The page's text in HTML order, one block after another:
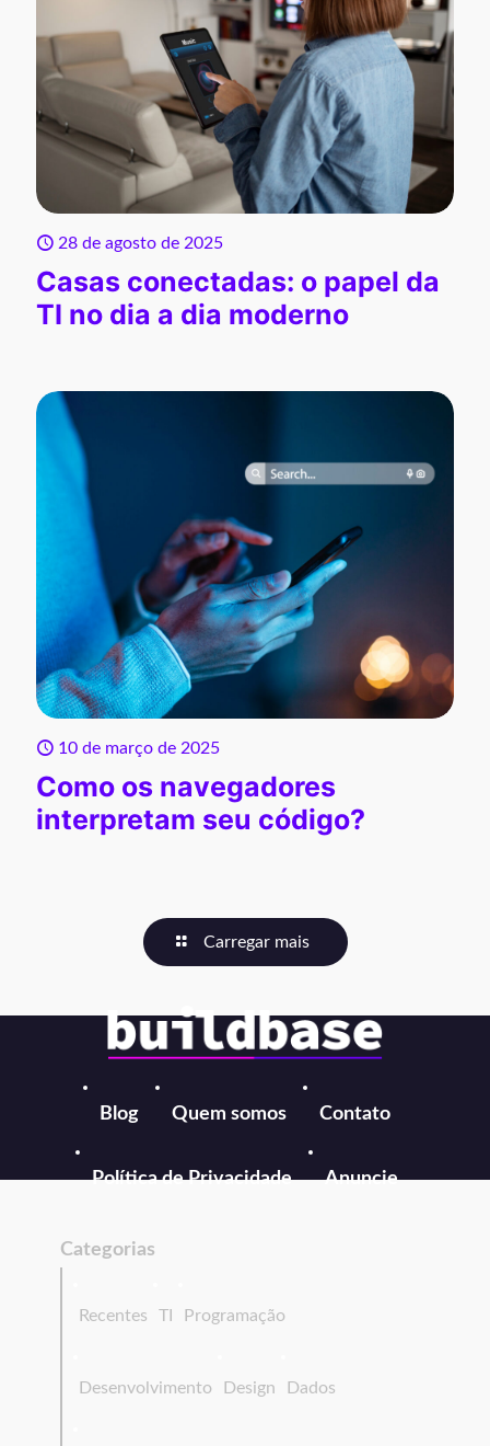
28 de agosto de 2025
Casas conectadas: o papel da
TI no dia a dia moderno
10 de março de 2025
Como os navegadores
interpretam seu código?
Carregar mais
Blog Quem somos Contato
Política de Privacidade Anuncie
Categorias
Recentes TI Programação
Desenvolvimento Design Dados